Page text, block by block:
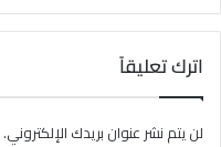
اترك تعليقاً
لن يتم نشر عنوان بريدك الإلكتروني.